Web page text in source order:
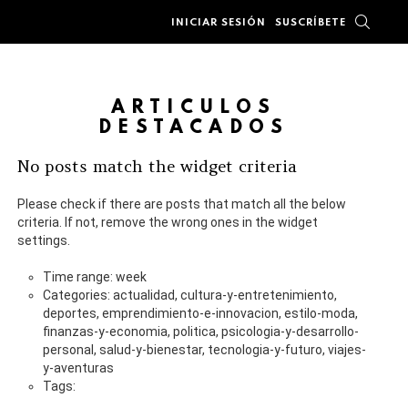
INICIAR SESIÓN SUSCRÍBETE
ARTÍCULOS
DESTACADOS
No posts match the widget criteria
Please check if there are posts that match all the below
criteria. If not, remove the wrong ones in the widget
settings.
Time range: week
Categories: actualidad, cultura-y-entretenimiento,
deportes, emprendimiento-e-innovacion, estilo-moda,
finanzas-y-economia, politica, psicologia-y-desarrollo-
personal, salud-y-bienestar, tecnologia-y-futuro, viajes-
y-aventuras
Tags: